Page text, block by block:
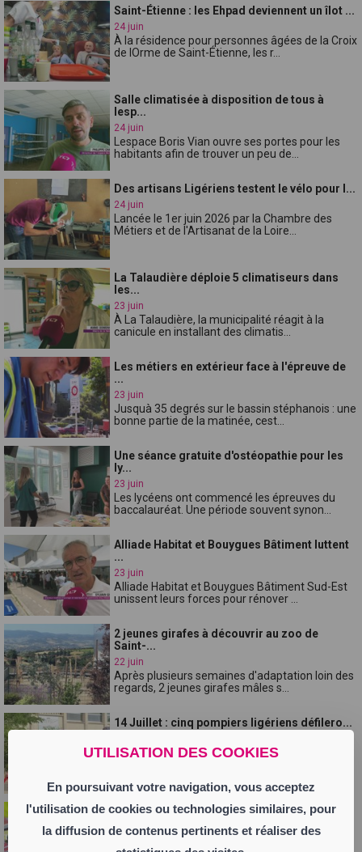
UTILISATION DES COOKIES
En poursuivant votre navigation, vous acceptez
l'utilisation de cookies ou technologies similaires, pour
la diffusion de contenus pertinents et réaliser des
Saint-Étienne : les Ehpad deviennent un îlot ...
24 juin
À la résidence pour personnes âgées de la Croix
de lOrme de Saint-Étienne, les r...
Salle climatisée à disposition de tous à
lesp...
24 juin
Lespace Boris Vian ouvre ses portes pour les
habitants afin de trouver un peu de...
Des artisans Ligériens testent le vélo pour l...
24 juin
Lancée le 1er juin 2026 par la Chambre des
Métiers et de l'Artisanat de la Loire...
La Talaudière déploie 5 climatiseurs dans
les...
23 juin
À La Talaudière, la municipalité réagit à la
canicule en installant des climatis...
Les métiers en extérieur face à l'épreuve de
...
23 juin
Jusquà 35 degrés sur le bassin stéphanois : une
bonne partie de la matinée, cest...
Une séance gratuite d'ostéopathie pour les
ly...
23 juin
Les lycéens ont commencé les épreuves du
baccalauréat. Une période souvent synon...
Alliade Habitat et Bouygues Bâtiment luttent
...
23 juin
Alliade Habitat et Bouygues Bâtiment Sud-Est
unissent leurs forces pour rénover ...
2 jeunes girafes à découvrir au zoo de
Saint-...
22 juin
Après plusieurs semaines d'adaptation loin des
regards, 2 jeunes girafes mâles s...
14 Juillet : cinq pompiers ligériens défilero...
Le 14 juillet prochain, 83 sapeurs-pompiers de
Saint-Just-Saint-Rambert : première Fête de
l...